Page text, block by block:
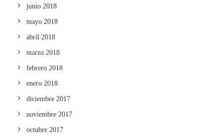
junio 2018
mayo 2018
abril 2018
marzo 2018
febrero 2018
enero 2018
diciembre 2017
noviembre 2017
octubre 2017